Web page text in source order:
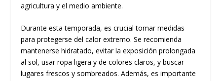
agricultura y el medio ambiente.
Durante esta temporada, es crucial tomar medidas
para protegerse del calor extremo. Se recomienda
mantenerse hidratado, evitar la exposición prolongada
al sol, usar ropa ligera y de colores claros, y buscar
lugares frescos y sombreados. Además, es importante